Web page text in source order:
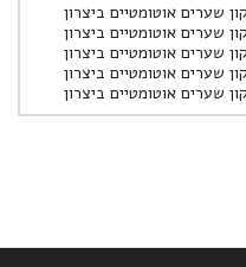
שערים אוטומטיים ביצרון
שערים אוטומטיים ביצרון
שערים אוטומטיים ביצרון
שערים אוטומטיים ביצרון
שערים אוטומטיים ביצרון